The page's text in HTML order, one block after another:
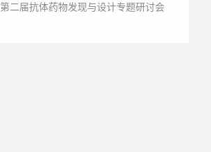
第二届抗体药物发现与设计专题研讨会